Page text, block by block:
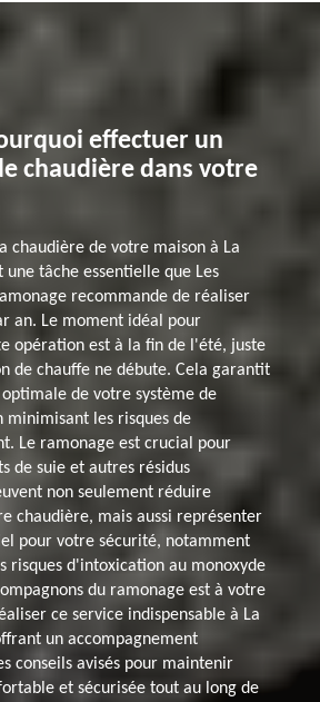
effectuer un
chaudière dans votre
chaudière de votre maison à La
une tâche essentielle que Les
recommande de réaliser
an. Le moment idéal pour
opération est à la fin de l'été, juste
de chauffe ne débute. Cela garantit
de votre système de
minimisant les risques de
Le ramonage est crucial pour
de suie et autres résidus
non seulement réduire
chaudière, mais aussi représenter
pour votre sécurité, notamment
risques d'intoxication au monoxyde
du ramonage est à votre
ce service indispensable à La
un accompagnement
conseils avisés pour maintenir
et sécurisée tout au long de